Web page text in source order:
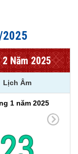
2025
Năm 2025
Lịch Âm
1 năm 2025